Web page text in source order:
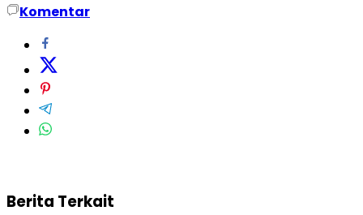
Komentar
Berita Terkait